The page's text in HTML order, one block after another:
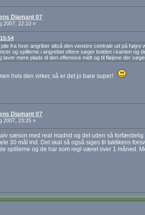
Diamant 07
2007, 22:10 »
fra hver angriber altså den venstre centrale ud på højre
og spillerne i angrebet oftere søger bolden i kanten og
mere plads til den offensive midt og til fløjene der
hvis den virker, så er det jo bare super!
Diamant 07
2007, 23:25 »
sæson med real madrid og det uden så
30 mål ind. Det skal så også siges til taktikens
spillerne og de har som regl været over 1 måned.